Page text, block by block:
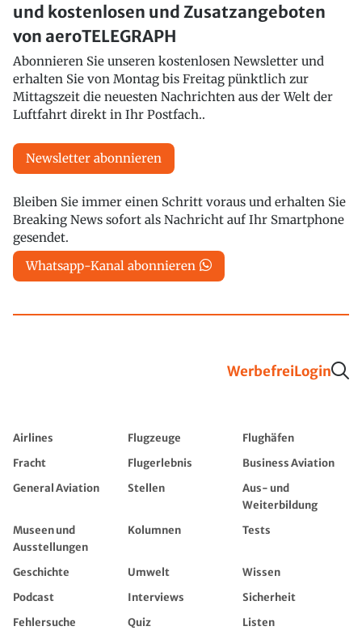
und kostenlosen und Zusatzangeboten
von aeroTELEGRAPH
Abonnieren Sie unseren kostenlosen Newsletter und
erhalten Sie von Montag bis Freitag pünktlich zur
Mittagszeit die neuesten Nachrichten aus der Welt der
Luftfahrt direkt in Ihr Postfach..
Newsletter abonnieren
Bleiben Sie immer einen Schritt voraus und erhalten Sie
Breaking News sofort als Nachricht auf Ihr Smartphone
gesendet.
Whatsapp-Kanal abonnieren
WerbefreiLogin
Airlines Flugzeuge
Flughäfen
Fracht
Flugerlebnis
Business Aviation
General Aviation
Stellen
Aus- und
Weiterbildung
Museen und
Ausstellungen
Kolumnen Tests
Geschichte Umwelt
Wissen
Podcast
Interviews
Sicherheit
Fehlersuche
Quiz
Listen